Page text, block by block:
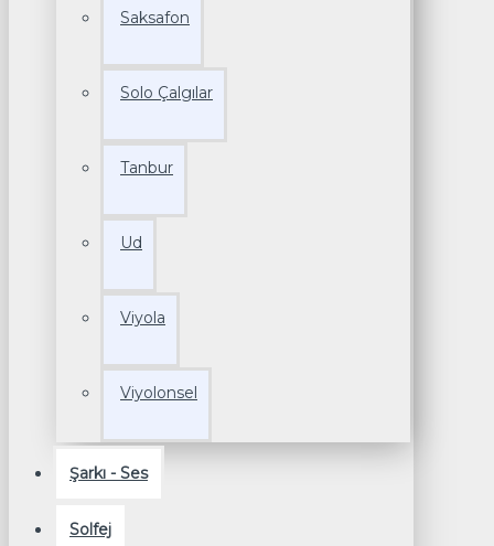
Saksafon
Solo Çalgılar
Tanbur
Ud
Viyola
Viyolonsel
Şarkı - Ses
Solfej